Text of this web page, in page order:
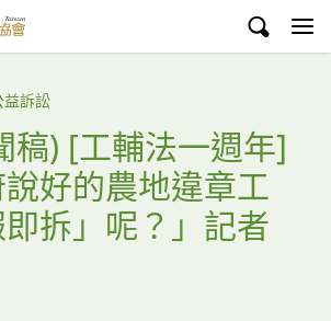
會
益訴訟
稿) [工輔法一週年]
說好的農地違章工
拆」呢？」記者